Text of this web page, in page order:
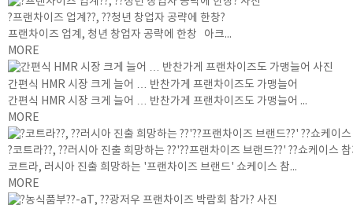
?프랜차이즈 업계??, ??청년 창업자 공략에 한창?
프랜차이즈 업계, 청년 창업자 공략에 한창 아크...
MORE
간편식 HMR 시장 크게 늘어 … 반찬가게 프랜차이즈도 가맹늘어
간편식 HMR 시장 크게 늘어 … 반찬가게 프랜차이즈도 가맹늘어 ...
MORE
?코트라??, ??러시아 진출 희망하는 ??'??프랜차이즈 브랜드??' ??쇼케이스
코트라, 러시아 진출 희망하는 '프랜차이즈 브랜드' 쇼케이스 참...
MORE